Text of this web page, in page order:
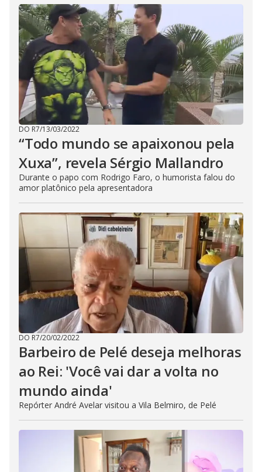
DO R7/13/03/2022
“Todo mundo se apaixonou pela
Xuxa”, revela Sérgio Mallandro
Durante o papo com Rodrigo Faro, o humorista falou do
amor platônico pela apresentadora
DO R7/20/02/2022
Barbeiro de Pelé deseja melhoras
ao Rei: 'Você vai dar a volta no
mundo ainda'
Repórter André Avelar visitou a Vila Belmiro, de Pelé